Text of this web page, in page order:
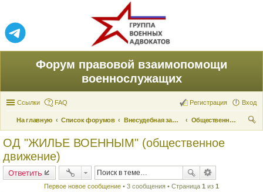
Форум правовой взаимопомощи
военнослужащих
Ссылки FAQ Вход
Регистрация
На главную Список форумов Внесудебная защита прав
Общественные патриотические движения
ОД "ЖИЛЬЕ ВОЕННЫМ" (общественное
движение)
Ответить
Первое новое сообщение • 3 сообщения • Страница 1 из 1